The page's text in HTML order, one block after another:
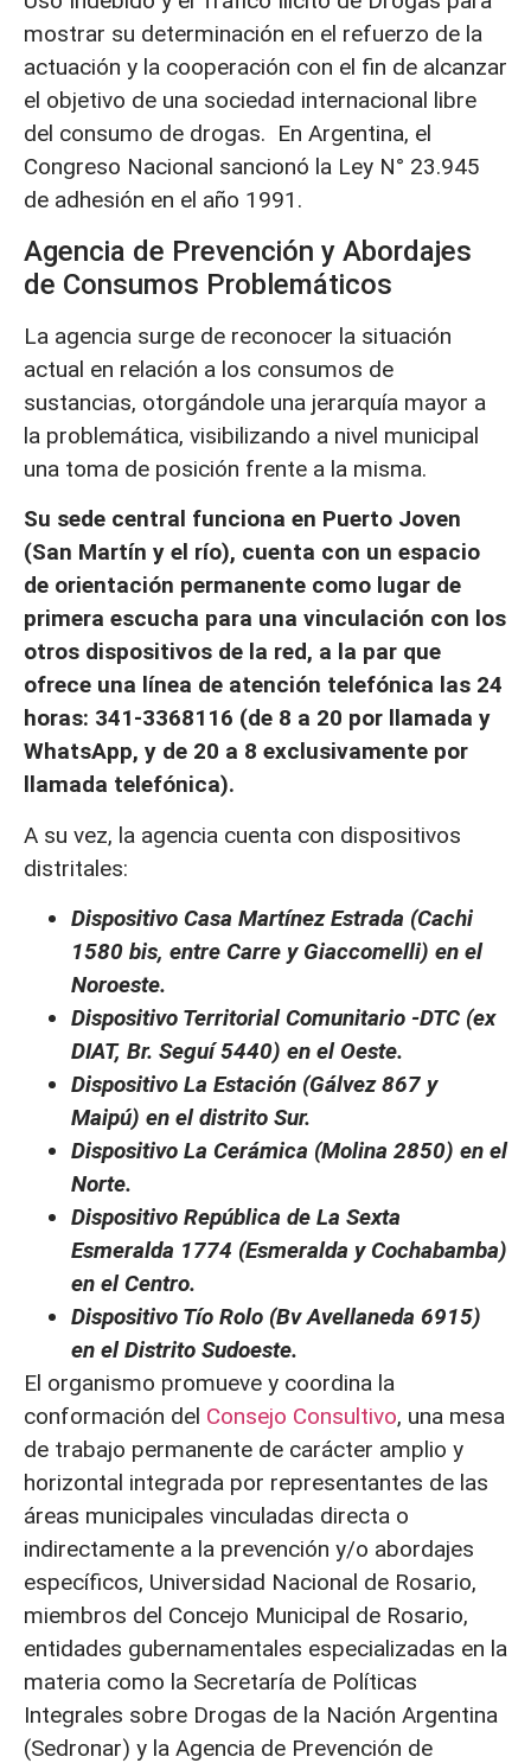
mostrar su determinación en el refuerzo de la
actuación y la cooperación con el fin de alcanzar
el objetivo de una sociedad internacional libre
del consumo de drogas. En Argentina, el
Congreso Nacional sancionó la Ley N° 23.945
de adhesión en el año 1991.
Agencia de Prevención y Abordajes
de Consumos Problemáticos
La agencia surge de reconocer la situación
actual en relación a los consumos de
sustancias, otorgándole una jerarquía mayor a
la problemática, visibilizando a nivel municipal
una toma de posición frente a la misma.
Su sede central funciona en Puerto Joven
(San Martín y el río), cuenta con un espacio
de orientación permanente como lugar de
primera escucha para una vinculación con los
otros dispositivos de la red, a la par que
ofrece una línea de atención telefónica las 24
horas: 341-3368116 (de 8 a 20 por llamada y
WhatsApp, y de 20 a 8 exclusivamente por
llamada telefónica).
A su vez, la agencia cuenta con dispositivos
distritales:
Dispositivo Casa Martínez Estrada (Cachi
1580 bis, entre Carre y Giaccomelli) en el
Noroeste.
Dispositivo Territorial Comunitario -DTC (ex
DIAT, Br. Seguí 5440) en el Oeste.
Dispositivo La Estación (Gálvez 867 y
Maipú) en el distrito Sur.
Dispositivo La Cerámica (Molina 2850) en el
Norte.
Dispositivo República de La Sexta
Esmeralda 1774 (Esmeralda y Cochabamba)
en el Centro.
Dispositivo Tío Rolo (Bv Avellaneda 6915)
en el Distrito Sudoeste.
El organismo promueve y coordina la
conformación del Consejo Consultivo, una mesa
de trabajo permanente de carácter amplio y
horizontal integrada por representantes de las
áreas municipales vinculadas directa o
indirectamente a la prevención y/o abordajes
específicos, Universidad Nacional de Rosario,
miembros del Concejo Municipal de Rosario,
entidades gubernamentales especializadas en la
materia como la Secretaría de Políticas
Integrales sobre Drogas de la Nación Argentina
(Sedronar) y la Agencia de Prevención de